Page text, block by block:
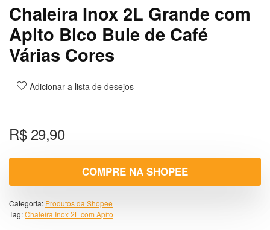
Chaleira Inox 2L Grande com
Apito Bico Bule de Café
Várias Cores
Adicionar a lista de desejos
R$29,90
COMPRE NA SHOPEE
Categoria: Produtos da Shopee
Tag:Chaleira Inox 2L com Apito